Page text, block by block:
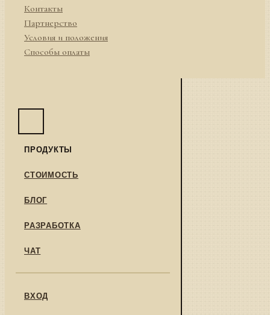
Контакты
Партнерство
Условия и положения
Способы оплаты
ПРОДУКТЫ
СТОИМОСТЬ
БЛОГ
РАЗРАБОТКА
ЧАТ
ВХОД